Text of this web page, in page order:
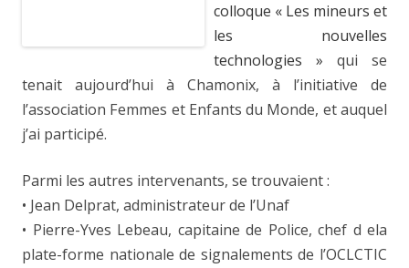
colloque « Les mineurs et
les nouvelles
technologies » qui se
tenait aujourd’hui à Chamonix, à l’initiative de
l’association Femmes et Enfants du Monde, et auquel
j’ai participé.
Parmi les autres intervenants, se trouvaient :
• Jean Delprat, administrateur de l’Unaf
• Pierre-Yves Lebeau, capitaine de Police, chef d ela
plate-forme nationale de signalements de l’OCLCTIC